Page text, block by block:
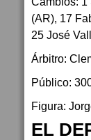
(AR), 17
25 José
Árbitro:
Público:
Figura:
EL